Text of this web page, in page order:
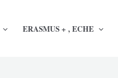
ERASMUS + , ECHE